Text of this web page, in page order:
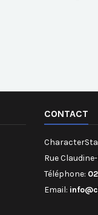
CONTACT
Rue
Téléphone:
Email: